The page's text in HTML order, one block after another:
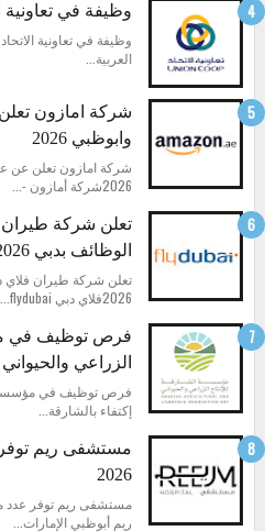
وظيفة في تعاونية
العربية...
شركة امازون
وابوظبي 2026
شركة امازون تعلن عن
2026شركة أمازون -...
تعلن شركة
الوظائف بدبي 2026
تعلن شركة طيران فلاي
2026فلاي دبي flydubai...
فرص توظيف في
الزراعي والحيواني
فرص توظيف في مؤسسة
إكتفاء بالشارقة...
مستشفى ريم
2026
ريم أبوظبي الإمارات...